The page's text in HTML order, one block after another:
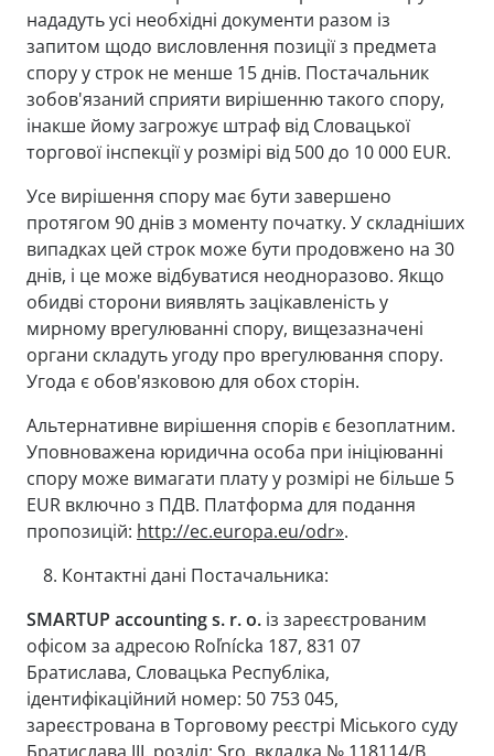
нададуть усі необхідні документи разом із
запитом щодо висловлення позиції з предмета
спору у строк не менше 15 днів. Постачальник
зобов'язаний сприяти вирішенню такого спору,
інакше йому загрожує штраф від Словацької
торгової інспекції у розмірі від 500 до 10 000 EUR.
Усе вирішення спору має бути завершено
протягом 90 днів з моменту початку. У складніших
випадках цей строк може бути продовжено на 30
днів, і це може відбуватися неодноразово. Якщо
обидві сторони виявлять зацікавленість у
мирному врегулюванні спору, вищезазначені
органи складуть угоду про врегулювання спору.
Угода є обов'язковою для обох сторін.
Альтернативне вирішення спорів є безоплатним.
Уповноважена юридична особа при ініціюванні
спору може вимагати плату у розмірі не більше 5
EUR включно з ПДВ. Платформа для подання
пропозицій: http://ec.europa.eu/odr».
Контактні дані Постачальника:
SMARTUP accounting s. r. o. із зареєстрованим
офісом за адресою Roľnícka 187, 831 07
Братислава, Словацька Республіка,
ідентифікаційний номер: 50 753 045,
зареєстрована в Торговому реєстрі Міського суду